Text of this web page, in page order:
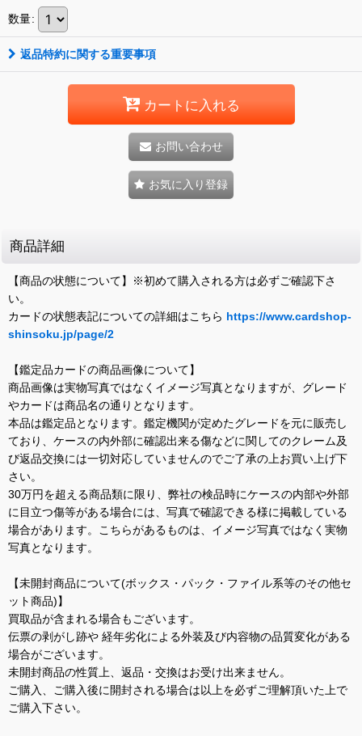
数量:
返品特約に関する重要事項
カートに入れる
お問い合わせ
お気に入り登録
商品詳細
【商品の状態について】※初めて購入される方は必ずご確認下さ
い。
カードの状態表記についての詳細はこちら https://www.cardshop-
shinsoku.jp/page/2
【鑑定品カードの商品画像について】
商品画像は実物写真ではなくイメージ写真となりますが、グレード
やカードは商品名の通りとなります。
本品は鑑定品となります。鑑定機関が定めたグレードを元に販売し
ており、ケースの内外部に確認出来る傷などに関してのクレーム及
び返品交換には一切対応していませんのでご了承の上お買い上げ下
さい。
30万円を超える商品類に限り、弊社の検品時にケースの内部や外部
に目立つ傷等がある場合には、写真で確認できる様に掲載している
場合があります。こちらがあるものは、イメージ写真ではなく実物
写真となります。
【未開封商品について(ボックス・パック・ファイル系等のその他セ
ット商品)】
買取品が含まれる場合もございます。
伝票の剥がし跡や 経年劣化による外装及び内容物の品質変化がある
場合がございます。
未開封商品の性質上、返品・交換はお受け出来ません。
ご購入、ご購入後に開封される場合は以上を必ずご理解頂いた上で
ご購入下さい。